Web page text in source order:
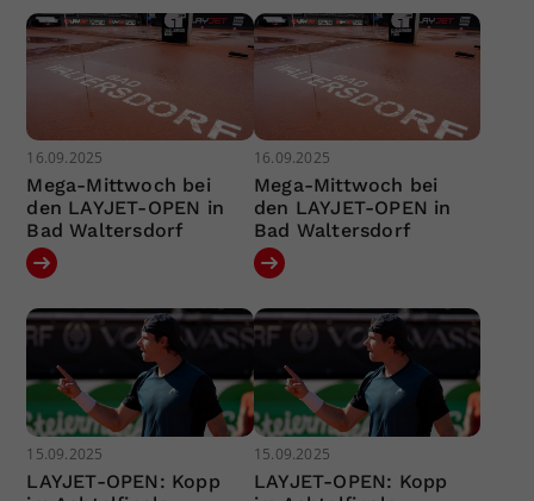
16.09.2025
Mega-Mittwoch bei
den LAYJET-OPEN in
Bad Waltersdorf
16.09.2025
Mega-Mittwoch bei
den LAYJET-OPEN in
Bad Waltersdorf
15.09.2025
LAYJET-OPEN: Kopp
15.09.2025
LAYJET-OPEN: Kopp